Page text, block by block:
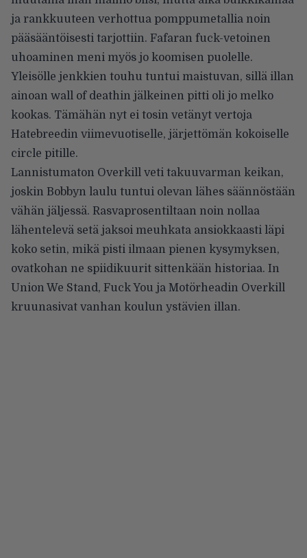
ja rankkuuteen verhottua pomppumetallia noin
pääsääntöisesti tarjottiin. Fafaran fuck-vetoinen
uhoaminen meni myös jo koomisen puolelle.
Yleisölle jenkkien touhu tuntui maistuvan, sillä illan
ainoan wall of deathin jälkeinen pitti oli jo melko
kookas. Tämähän nyt ei tosin vetänyt vertoja
Hatebreedin viimevuotiselle, järjettömän kokoiselle
circle pitille.
Lannistumaton Overkill veti takuuvarman keikan,
joskin Bobbyn laulu tuntui olevan lähes säännöstään
vähän jäljessä. Rasvaprosentiltaan noin nollaa
lähentelevä setä jaksoi meuhkata ansiokkaasti läpi
koko setin, mikä pisti ilmaan pienen kysymyksen,
ovatkohan ne spiidikuurit sittenkään historiaa. In
Union We Stand, Fuck You ja Motörheadin Overkill
kruunasivat vanhan koulun ystävien illan.